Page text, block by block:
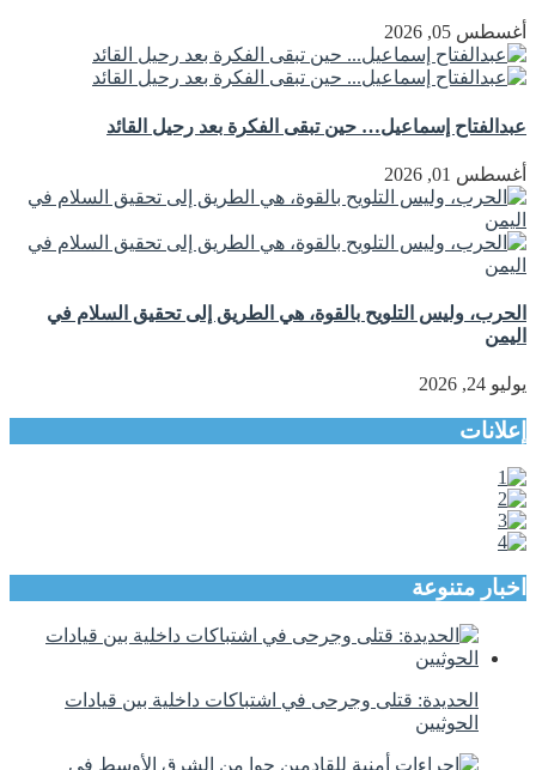
أغسطس 05, 2026
عبدالفتاح إسماعيل… حين تبقى الفكرة بعد رحيل القائد
أغسطس 01, 2026
الحرب، وليس التلويح بالقوة، هي الطريق إلى تحقيق السلام في
اليمن
يوليو 24, 2026
إعلانات
اخبار متنوعة
الحديدة: قتلى وجرحى في اشتباكات داخلية بين قيادات
الحوثيين